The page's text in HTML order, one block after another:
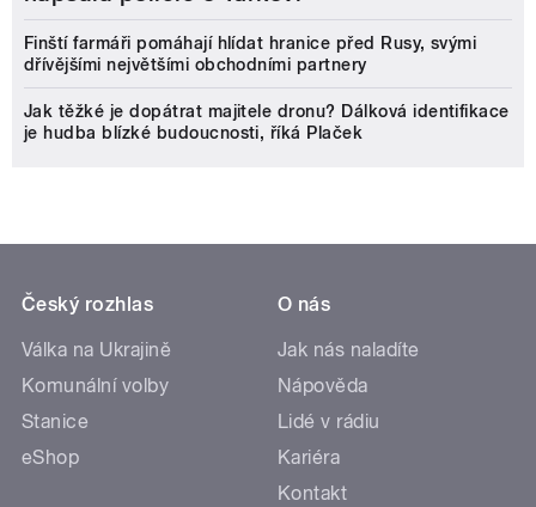
Finští farmáři pomáhají hlídat hranice před Rusy, svými
dřívějšími největšími obchodními partnery
Jak těžké je dopátrat majitele dronu? Dálková identifikace
je hudba blízké budoucnosti, říká Plaček
Český rozhlas
Válka na Ukrajině
Komunální volby
Stanice
eShop
O nás
Jak nás naladíte
Nápověda
Lidé v rádiu
Kariéra
Kontakt